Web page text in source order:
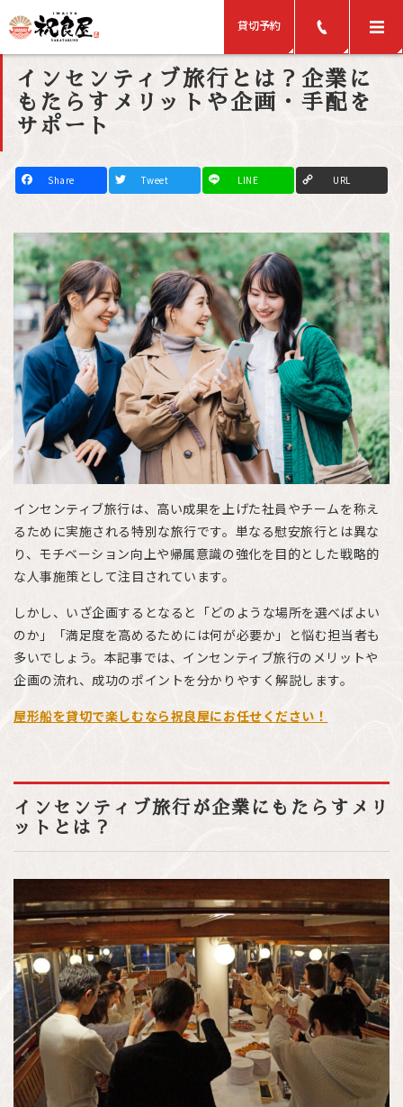
貸切予約
インセンティブ旅行とは？企業に
もたらすメリットや企画・手配を
サポート
F
a
b
o
o
k
T
w
t
e
r
L
i
L
i
n
k
インセンティブ旅行は、高い成果を上げた社員やチームを称え
るために実施される特別な旅行です。単なる慰安旅行とは異な
り、モチベーション向上や帰属意識の強化を目的とした戦略的
な人事施策として注目されています。
しかし、いざ企画するとなると「どのような場所を選べばよい
のか」「満足度を高めるためには何が必要か」と悩む担当者も
多いでしょう。本記事では、インセンティブ旅行のメリットや
企画の流れ、成功のポイントを分かりやすく解説します。
屋形船を貸切で楽しむなら祝良屋にお任せください！
インセンティブ旅行が企業にもたらすメリ
ットとは？